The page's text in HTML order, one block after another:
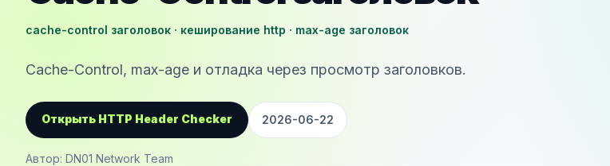
cache-control заголовок · кеширование http · max-age заголовок
Cache-Control, max-age и отладка через просмотр заголовков.
Открыть HTTP Header Checker 2026-06-22
Автор: DN01 Network Team